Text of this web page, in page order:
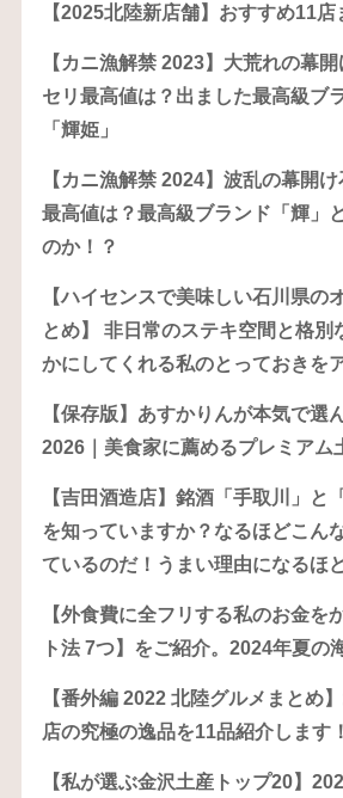
【2025北陸新店舗】おすすめ11店
【カニ漁解禁 2023】大荒れの幕
セリ最高値は？出ました最高級ブ
「輝姫」
【カニ漁解禁 2024】波乱の幕開
最高値は？最高級ブランド「輝」
のか！？
【ハイセンスで美味しい石川県の
とめ】 非日常のステキ空間と格別
かにしてくれる私のとっておきを
【保存版】あすかりんが本気で選
2026｜美食家に薦めるプレミアム
【吉田酒造店】銘酒「手取川」と
を知っていますか？なるほどこん
ているのだ！うまい理由になるほ
【外食費に全フリする私のお金を
ト法 7つ】をご紹介。2024年夏の
【番外編 2022 北陸グルメまとめ
店の究極の逸品を11品紹介します！
【私が選ぶ金沢土産トップ20】